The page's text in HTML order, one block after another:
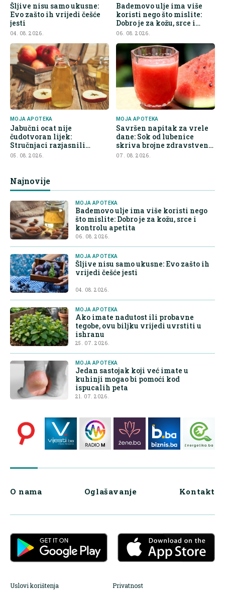
Šljive nisu samo ukusne:
Evo zašto ih vrijedi češće
jesti
04. 08. 2026.
Bademovo ulje ima više
koristi nego što mislite:
Dobro je za kožu, srce i
kontrolu apetita
06. 08. 2026.
MOJA APOTEKA
Jabučni ocat nije
čudotvoran lijek:
Stručnjaci razjasnili
najveće zablude
05. 08. 2026.
MOJA APOTEKA
Savršen napitak za vrele
dane: Sok od lubenice
skriva brojne zdravstvene
prednosti
07. 08. 2026.
Najnovije
MOJA APOTEKA
Bademovo ulje ima više koristi nego
što mislite: Dobro je za kožu, srce i
kontrolu apetita
06. 08. 2026.
MOJA APOTEKA
Šljive nisu samo ukusne: Evo zašto ih
vrijedi češće jesti
04. 08. 2026.
MOJA APOTEKA
Ako imate nadutost ili probavne
tegobe, ovu biljku vrijedi uvrstiti u
ishranu
25. 07. 2026.
MOJA APOTEKA
Jedan sastojak koji već imate u
kuhinji mogao bi pomoći kod
ispucalih peta
21. 07. 2026.
O nama Oglašavanje Kontakt
Uslovi korištenja Privatnost